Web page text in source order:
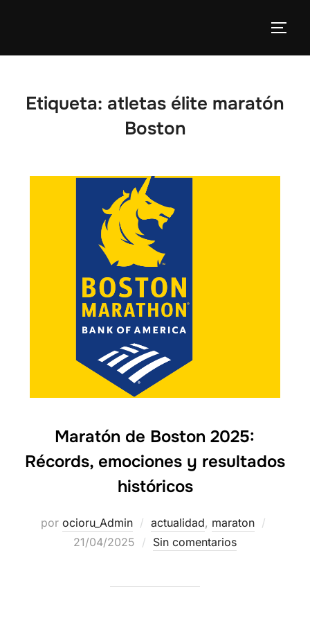
Etiqueta: atletas élite maratón
Boston
Maratón de Boston 2025:
Récords, emociones y resultados
históricos
por ocioru_Admin actualidad, maraton
21/04/2025
Sin comentarios